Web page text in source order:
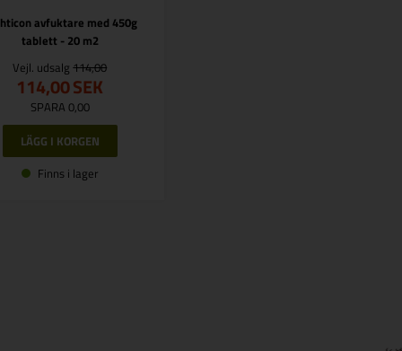
avfuktare med 450g
tablett - 20 m2
Vejl. udsalg114,00
114,00SEK
SPARA 0,00
Finns i lager